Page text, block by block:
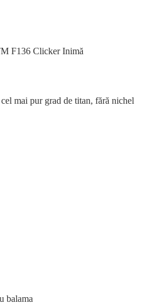
F136 Clicker Inimă
mai pur grad de titan, fără nichel
balama